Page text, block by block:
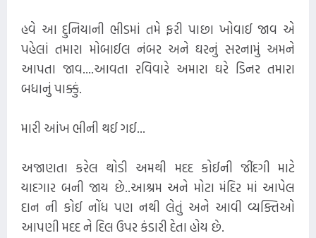
હવે આ દુનિયાની ભીડમાં તમે ફરી પાછા ખોવાઈ જાવ એ
પહેલાં તમારા મોબાઈલ નંબર અને ઘરનું સરનામું અમને
આપતા જાવ....આવતા રવિવારે અમારા ઘરે ડિનર તમારા
બધાનું પાક્કું.
મારી આંખ ભીની થઈ ગઈ...
અજાણતા કરેલ થોડી અમથી મદદ કોઈની જીંદગી માટે
યાદગાર બની જાય છે..આશ્રમ અને મોટા મંદિર માં આપેલ
દાન ની કોઈ નોંધ પણ નથી લેતું અને આવી વ્યક્તિઓ
આપણી મદદ ને દિલ ઉપર કંડારી દેતા હોય છે.